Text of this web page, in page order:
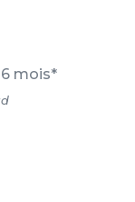
mois*